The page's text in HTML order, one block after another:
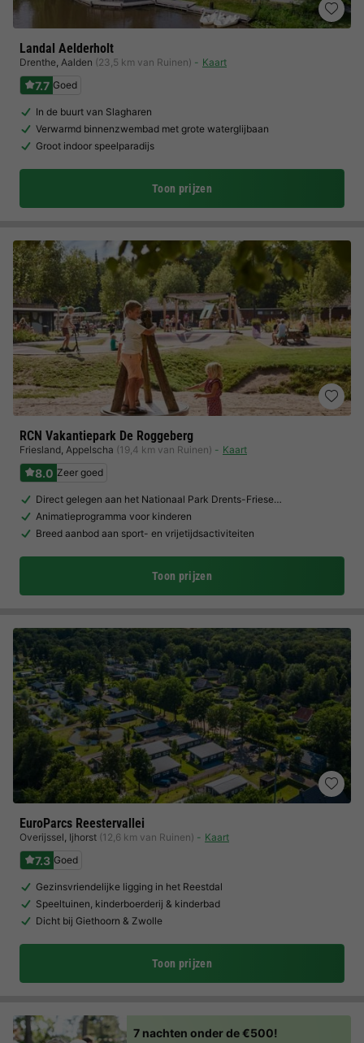
Landal Aelderholt
Drenthe, Aalden (23,5 km van Ruinen) Kaart
7.7 Goed
In de buurt van Slagharen
Verwarmd binnenzwembad met grote waterglijbaan
Groot indoor speelparadijs
Toon prijzen
RCN Vakantiepark De Roggeberg
Friesland, Appelscha (19,4 km van Ruinen) Kaart
8.0 Zeer goed
Direct gelegen aan het Nationaal Park Drents-Friese…
Animatieprogramma voor kinderen
Breed aanbod aan sport- en vrijetijdsactiviteiten
Toon prijzen
EuroParcs Reestervallei
Overijssel, Ijhorst (12,6 km van Ruinen) Kaart
7.3 Goed
Gezinsvriendelijke ligging in het Reestdal
Speeltuinen, kinderboerderij & kinderbad
Dicht bij Giethoorn & Zwolle
Toon prijzen
7 nachten onder de €500!